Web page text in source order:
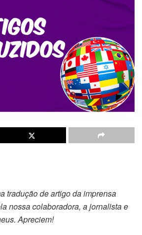
tradução de artigo da imprensa
nossa colaboradora, a jornalista e
Apreciem!